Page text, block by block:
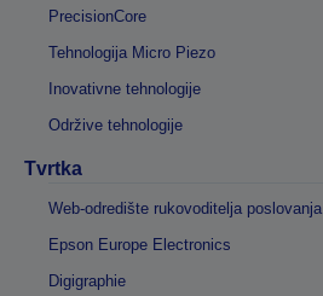
PrecisionCore
Tehnologija Micro Piezo
Inovativne tehnologije
Održive tehnologije
Tvrtka
Web-odredište rukovoditelja poslovanja
Epson Europe Electronics
Digigraphie